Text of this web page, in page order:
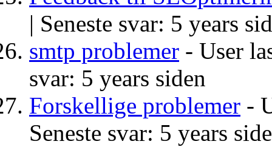
| Seneste svar: 5 years
smtp problemer - User
svar: 5 years siden
Forskellige problemer -
Seneste svar: 5 years